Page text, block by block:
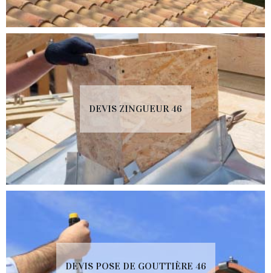
DEVIS ZINGUEUR 46
DEVIS POSE DE GOUTTIÈRE 46